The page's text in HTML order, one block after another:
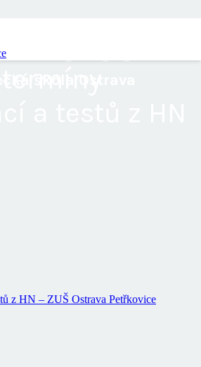
byly
z HN – ZUŠ Ostrava Petřkovice